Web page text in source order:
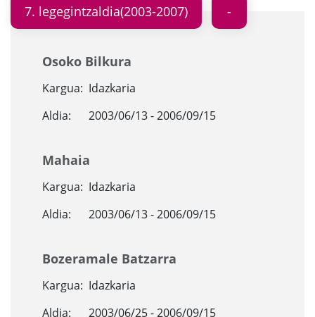
7. legegintzaldia(2003-2007)
Osoko Bilkura
Kargua: Idazkaria
Aldia:
2003/06/13 - 2006/09/15
Mahaia
Kargua: Idazkaria
Aldia:
2003/06/13 - 2006/09/15
Bozeramale Batzarra
Kargua: Idazkaria
Aldia:
2003/06/25 - 2006/09/15